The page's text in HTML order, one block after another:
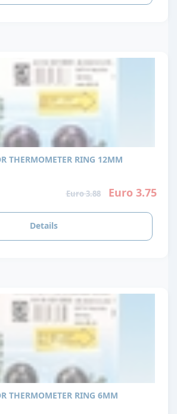
THERMOMETER RING 12MM
Euro 3.88 Euro 3.75
Details
THERMOMETER RING 6MM